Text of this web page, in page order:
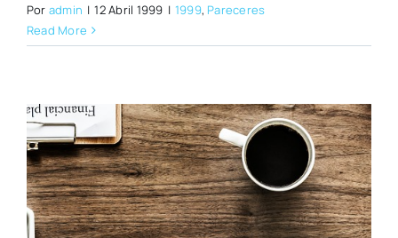
Por admin | 12 Abril 1999 | 1999, Pareceres
Read More